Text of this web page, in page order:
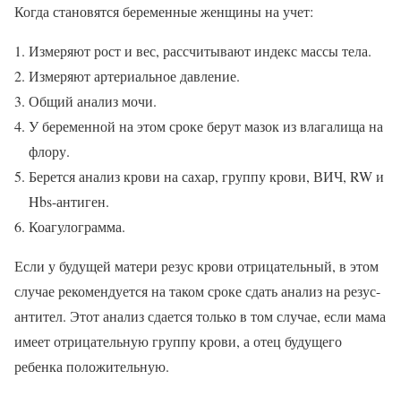
Когда становятся беременные женщины на учет:
Измеряют рост и вес, рассчитывают индекс массы тела.
Измеряют артериальное давление.
Общий анализ мочи.
У беременной на этом сроке берут мазок из влагалища на
флору.
Берется анализ крови на сахар, группу крови, ВИЧ, RW и
Hbs-антиген.
Коагулограмма.
Если у будущей матери резус крови отрицательный, в этом
случае рекомендуется на таком сроке сдать анализ на резус-
антител. Этот анализ сдается только в том случае, если мама
имеет отрицательную группу крови, а отец будущего
ребенка положительную.